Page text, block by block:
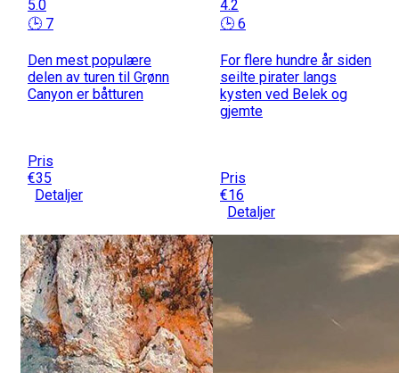
5.0
🕒 7
Den mest populære
delen av turen til Grønn
Canyon er båtturen
Pris
€35
Detaljer
4.2
🕒 6
For flere hundre år siden
seilte pirater langs
kysten ved Belek og
gjemte
Pris
€16
Detaljer